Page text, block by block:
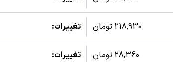
218,930 تومان تغییرات:
28,360 تومان تغییرات: